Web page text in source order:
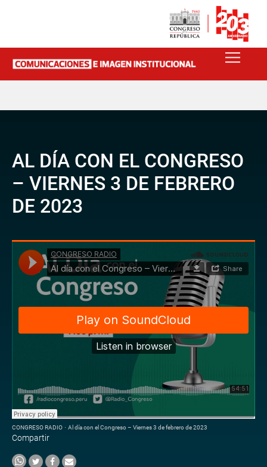
AL DÍA CON EL CONGRESO
– VIERNES 3 DE FEBRERO
DE 2023
CONGRESO RADIO · Al día con el Congreso – Viernes 3 de febrero de 2023
Compartir